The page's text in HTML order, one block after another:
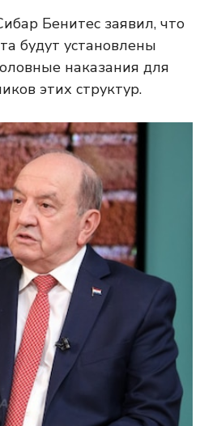
Бенитес заявил, что
будут установлены
наказания для
этих структур.